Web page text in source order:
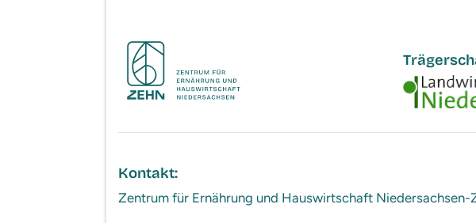
Kontakt:
Zentrum für Ernährung und Hauswirtschaft Niedersachsen-